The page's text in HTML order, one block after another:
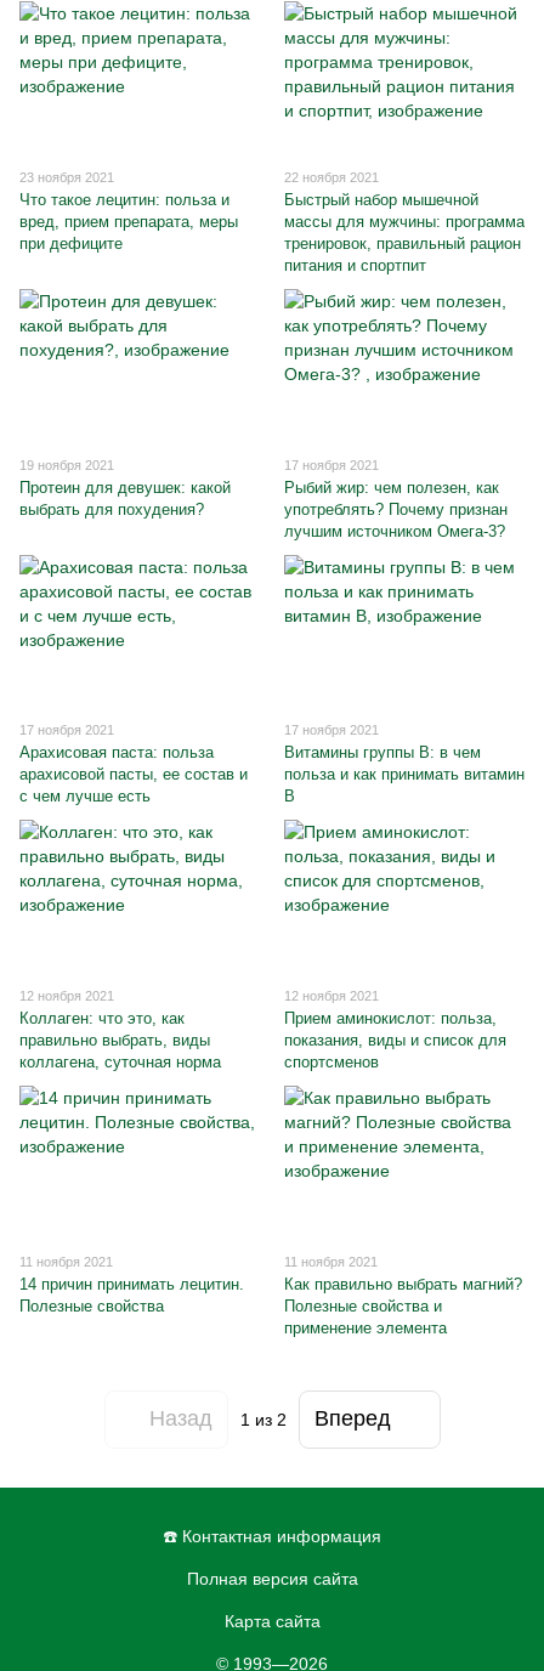
23 ноября 2021
Что такое лецитин: польза и
вред, прием препарата, меры
при дефиците
22 ноября 2021
Быстрый набор мышечной
массы для мужчины: программа
тренировок, правильный рацион
питания и спортпит
19 ноября 2021
Протеин для девушек: какой
выбрать для похудения?
17 ноября 2021
Рыбий жир: чем полезен, как
употреблять? Почему признан
лучшим источником Омега-3?
17 ноября 2021
Арахисовая паста: польза
арахисовой пасты, ее состав и
с чем лучше есть
17 ноября 2021
Витамины группы B: в чем
польза и как принимать витамин
B
12 ноября 2021
Коллаген: что это, как
правильно выбрать, виды
коллагена, суточная норма
12 ноября 2021
Прием аминокислот: польза,
показания, виды и список для
спортсменов
11 ноября 2021
14 причин принимать лецитин.
Полезные свойства
11 ноября 2021
Как правильно выбрать магний?
Полезные свойства и
применение элемента
Назад 1 из 2 Вперед
☎️ Контактная информация
Полная версия сайта
Карта сайта
© 1993—2026